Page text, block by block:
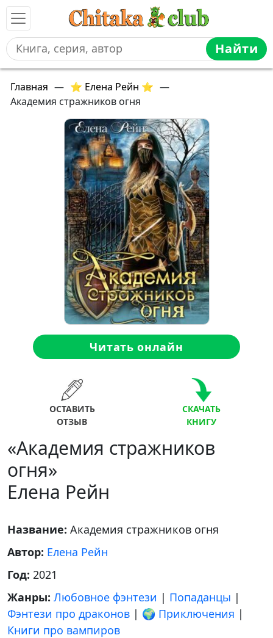
Найти
Главная — ⭐ Елена Рейн ⭐ —
Академия стражников огня
Читать онлайн
ОСТАВИТЬ
ОТЗЫВ
СКАЧАТЬ
КНИГУ
«Академия стражников
огня»
Елена Рейн
Название: Академия стражников огня
Автор: Елена Рейн
Год: 2021
Жанры: Любовное фэнтези | Попаданцы |
Фэнтези про драконов | 🌍 Приключения |
Книги про вампиров